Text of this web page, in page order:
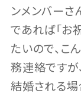
ンメンバーさ
であれば「お
たいので、こ
務連絡ですが
結婚される場